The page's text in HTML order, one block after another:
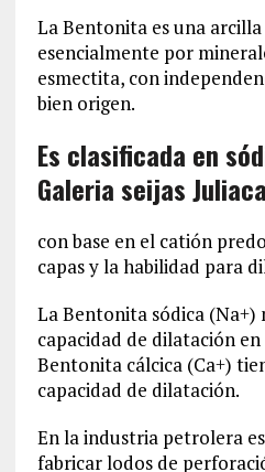
La Bentonita es una
esencialmente por
esmectita, con
bien origen.
Es clasificada en
Galeria seijas
con base en el catión
capas y la habilidad para
La Bentonita sódica
capacidad de dilatación
Bentonita cálcica (Ca+)
capacidad de dilatación.
En la industria petrolera
fabricar lodos de